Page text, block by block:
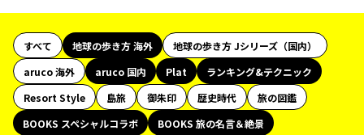
すべて 地球の歩き方 海外
地球の歩き方 Jシリーズ（国内）
aruco 海外
aruco 国内 Plat
ランキング&テクニック
Resort Style
島旅 御朱印 歴史時代
旅の図鑑
BOOKS スペシャルコラボ
BOOKS 旅の名言＆絶景